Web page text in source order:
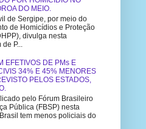
DO MEIO.
de Sergipe, por meio do
de Homicídios e Proteção
divulga nesta
P...
EFETIVOS DE PMs E
34% E 45% MENORES
PELOS ESTADOS,
pelo Fórum Brasileiro
Pública (FBSP) nesta
tem menos policiais do